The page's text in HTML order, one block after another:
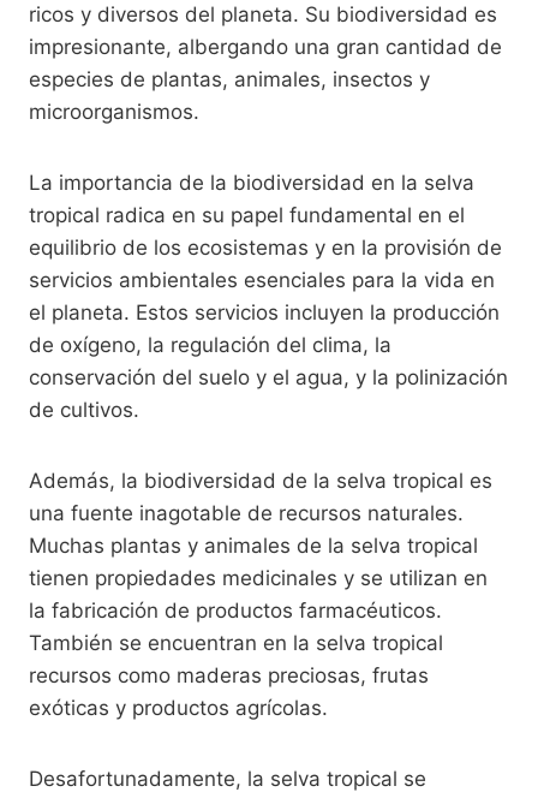
ricos y diversos del planeta. Su biodiversidad es
impresionante, albergando una gran cantidad de
especies de plantas, animales, insectos y
microorganismos.
La importancia de la biodiversidad en la selva
tropical radica en su papel fundamental en el
equilibrio de los ecosistemas y en la provisión de
servicios ambientales esenciales para la vida en
el planeta. Estos servicios incluyen la producción
de oxígeno, la regulación del clima, la
conservación del suelo y el agua, y la polinización
de cultivos.
Además, la biodiversidad de la selva tropical es
una fuente inagotable de recursos naturales.
Muchas plantas y animales de la selva tropical
tienen propiedades medicinales y se utilizan en
la fabricación de productos farmacéuticos.
También se encuentran en la selva tropical
recursos como maderas preciosas, frutas
exóticas y productos agrícolas.
Desafortunadamente, la selva tropical se